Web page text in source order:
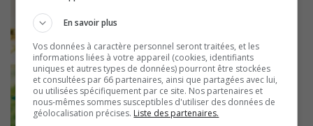
En savoir plus
Vos données à caractère personnel seront traitées, et les
informations liées à votre appareil (cookies, identifiants
uniques et autres types de données) pourront être stockées
et consultées par 66 partenaires, ainsi que partagées avec lui,
ou utilisées spécifiquement par ce site. Nos partenaires et
nous-mêmes sommes susceptibles d'utiliser des données de
géolocalisation précises. Liste des partenaires.